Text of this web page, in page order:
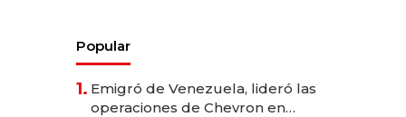
Popular
1. Emigró de Venezuela, lideró las
operaciones de Chevron en